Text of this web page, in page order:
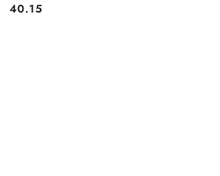
Cena:
40.15